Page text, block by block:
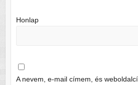
Honlap
A nevem, e-mail címem, és